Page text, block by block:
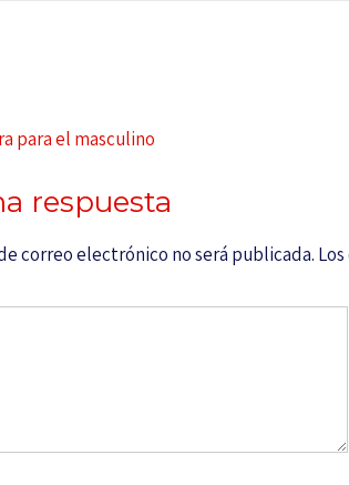
para el masculino
respuesta
correo electrónico no será publicada.